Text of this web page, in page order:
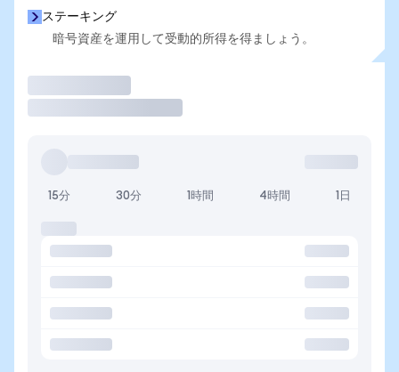
ステーキング
暗号資産を運用して受動的所得を得ましょう。
15分 30分 1時間 4時間 1日